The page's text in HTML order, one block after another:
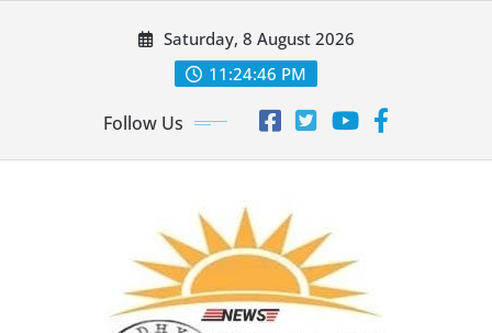
Saturday, 8 August 2026
11:24:47 PM
Follow Us